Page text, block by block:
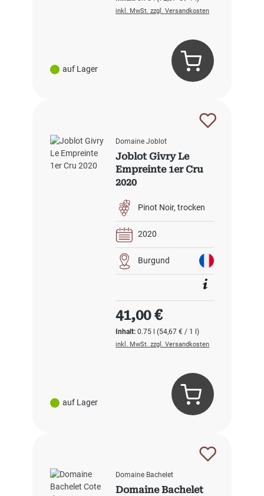
auf Lager
inkl. MwSt. zzgl. Versandkosten
auf Lager
Domaine Joblot
Joblot Givry Le
Empreinte 1er Cru
2020
Pinot Noir trocken
2020
Burgund
Inhalt:0.75 l(54,67 € / 1 l)
Regulärer Preis:
41,00 €
inkl. MwSt. zzgl. Versandkosten
Domaine Bachelet
Domaine Bachelet